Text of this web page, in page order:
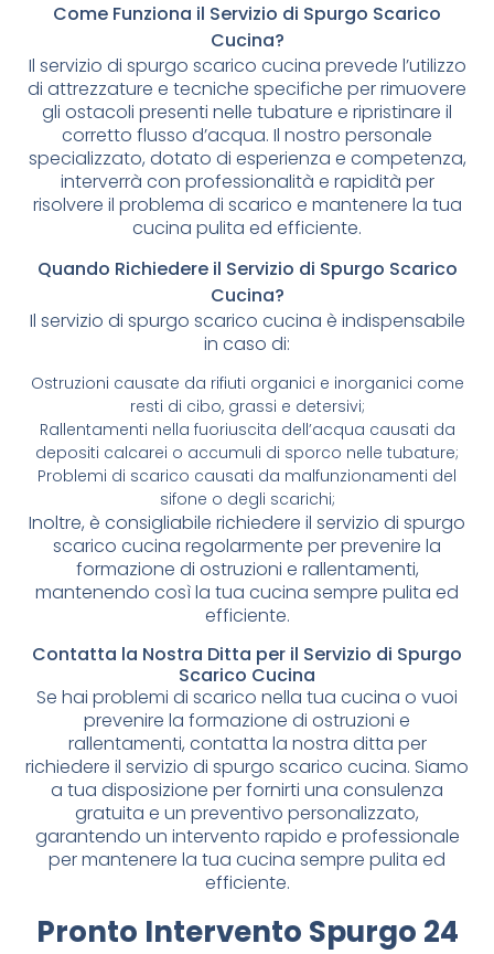
Come Funziona il Servizio di Spurgo Scarico
Cucina?
Il servizio di spurgo scarico cucina prevede l’utilizzo
di attrezzature e tecniche specifiche per rimuovere
gli ostacoli presenti nelle tubature e ripristinare il
corretto flusso d’acqua. Il nostro personale
specializzato, dotato di esperienza e competenza,
interverrà con professionalità e rapidità per
risolvere il problema di scarico e mantenere la tua
cucina pulita ed efficiente.
Quando Richiedere il Servizio di Spurgo Scarico
Cucina?
Il servizio di spurgo scarico cucina è indispensabile
in caso di:
Ostruzioni causate da rifiuti organici e inorganici come
resti di cibo, grassi e detersivi;
Rallentamenti nella fuoriuscita dell’acqua causati da
depositi calcarei o accumuli di sporco nelle tubature;
Problemi di scarico causati da malfunzionamenti del
sifone o degli scarichi;
Inoltre, è consigliabile richiedere il servizio di spurgo
scarico cucina regolarmente per prevenire la
formazione di ostruzioni e rallentamenti,
mantenendo così la tua cucina sempre pulita ed
efficiente.
Contatta la Nostra Ditta per il Servizio di Spurgo
Scarico Cucina
Se hai problemi di scarico nella tua cucina o vuoi
prevenire la formazione di ostruzioni e
rallentamenti, contatta la nostra ditta per
richiedere il servizio di spurgo scarico cucina. Siamo
a tua disposizione per fornirti una consulenza
gratuita e un preventivo personalizzato,
garantendo un intervento rapido e professionale
per mantenere la tua cucina sempre pulita ed
efficiente.
Pronto Intervento Spurgo 24